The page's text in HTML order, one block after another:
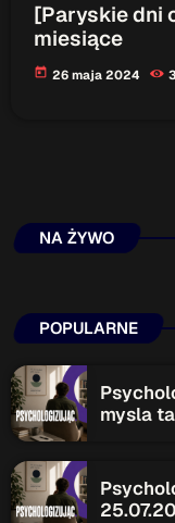
[Paryskie dni
miesiące
today 26 maja 2024 3
NA ŻYWO
POPULARNE
mysla